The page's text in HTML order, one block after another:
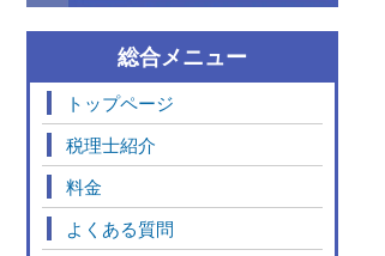
総合メニュー
トップページ
税理士紹介
料金
よくある質問